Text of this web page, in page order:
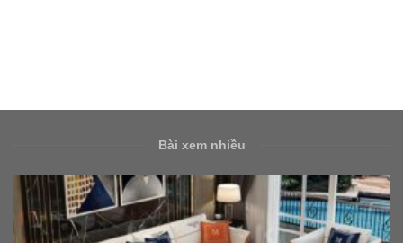
Bài xem nhiều